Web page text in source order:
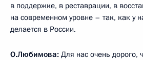
в поддержке, в реставрации, в
на современном уровне – так, как у
делается в России.
О.Любимова: Для нас очень дорого,